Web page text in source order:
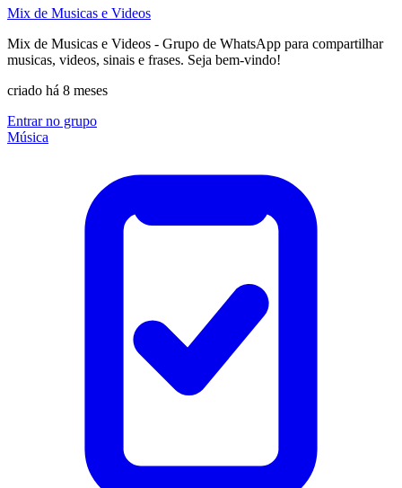
Mix de Musicas e Videos
Mix de Musicas e Videos - Grupo de WhatsApp para compartilhar
musicas, videos, sinais e frases. Seja bem-vindo!
criado há 8 meses
Entrar no grupo
Música